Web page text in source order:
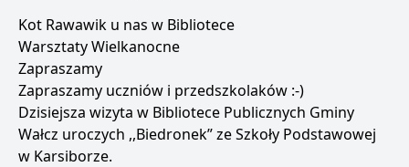
Kot Rawawik u nas w Bibliotece
Warsztaty Wielkanocne
Zapraszamy
Zapraszamy uczniów i przedszkolaków :-)
Dzisiejsza wizyta w Bibliotece Publicznych Gminy
Wałcz uroczych ,,Biedronek” ze Szkoły Podstawowej
w Karsiborze.